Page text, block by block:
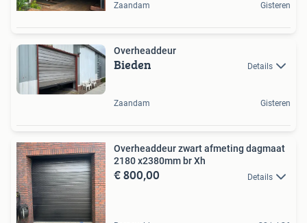
Zaandam Gisteren
Overheaddeur
Bieden Details
Zaandam Gisteren
Overheaddeur zwart afmeting dagmaat
2180 x2380mm br Xh
€ 800,00 Details